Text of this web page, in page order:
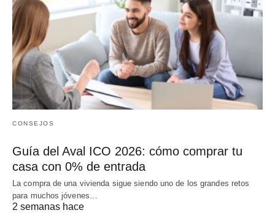
CONSEJOS
Guía del Aval ICO 2026: cómo comprar tu
casa con 0% de entrada
La compra de una vivienda sigue siendo uno de los grandes retos
para muchos jóvenes…
2 semanas hace